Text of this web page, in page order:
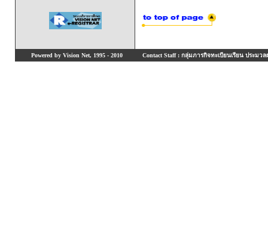
Powered by Vision Net, 1995 - 2010 Contact Staff : กลุ่มภารกิจทะเบียนเรียน ประมวล